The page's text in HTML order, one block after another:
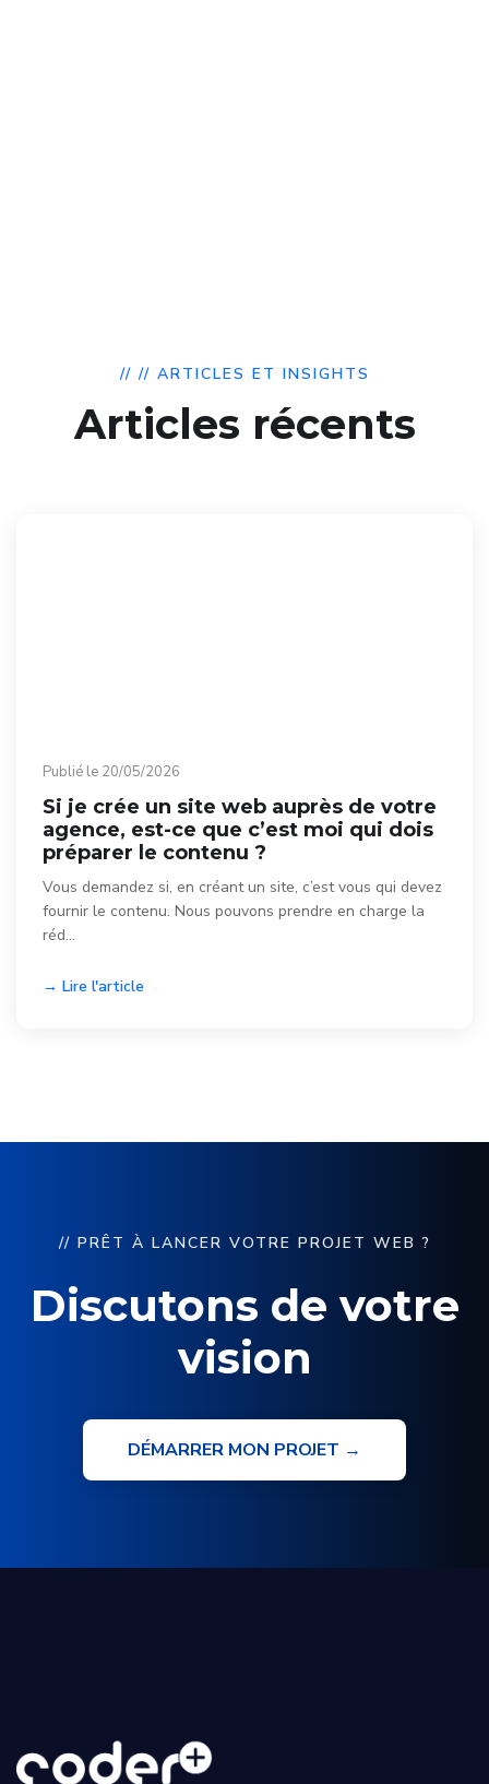
// // ARTICLES ET INSIGHTS
Articles récents
Publié le 20/05/2026
Si je crée un site web auprès de votre
agence, est-ce que c’est moi qui dois
préparer le contenu ?
Vous demandez si, en créant un site, c’est vous qui devez
fournir le contenu. Nous pouvons prendre en charge la
réd…
→ Lire l'article
// PRÊT À LANCER VOTRE PROJET WEB ?
Discutons de votre
vision
DÉMARRER MON PROJET →